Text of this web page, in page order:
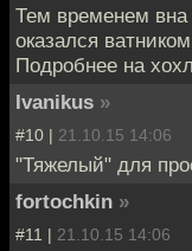
Тем временем вна
оказался
Подробнее на
Ivanikus »
#10 | 21.10.15 14:06
"Тяжелый" для
fortochkin »
#11 | 21.10.15 14:06